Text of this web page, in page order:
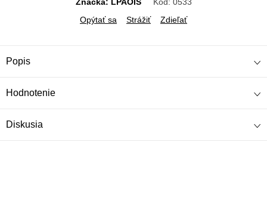
Opýtať sa
Strážiť Zdieľať
Popis
Hodnotenie
Diskusia